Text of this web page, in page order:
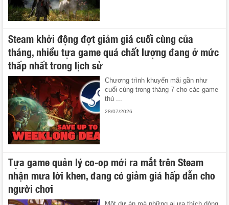
Steam khởi động đợt giảm giá cuối cùng của
tháng, nhiều tựa game quá chất lượng đang ở mức
thấp nhất trong lịch sử
Chương trình khuyến mãi gần như
cuối cùng trong tháng 7 cho các game
thủ ...
28/07/2026
Tựa game quản lý co-op mới ra mắt trên Steam
nhận mưa lời khen, đang có giảm giá hấp dẫn cho
người chơi